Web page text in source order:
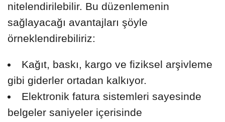
nitelendirilebilir. Bu düzenlemenin
sağlayacağı avantajları şöyle
örneklendirebiliriz:
Kağıt, baskı, kargo ve fiziksel arşivleme
gibi giderler ortadan kalkıyor.
Elektronik fatura sistemleri sayesinde
belgeler saniyeler içerisinde